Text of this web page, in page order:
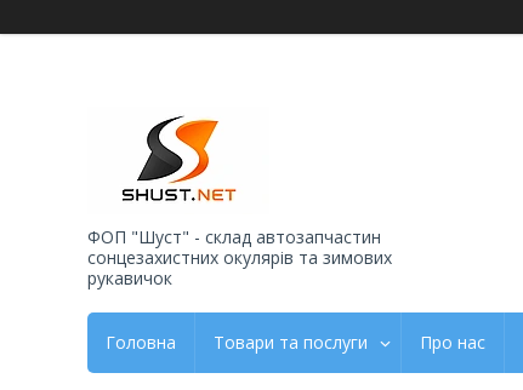
ФОП "Шуст" - склад автозапчастин
сонцезахистних окулярів та зимових
рукавичок
Головна Товари та послуги Про нас